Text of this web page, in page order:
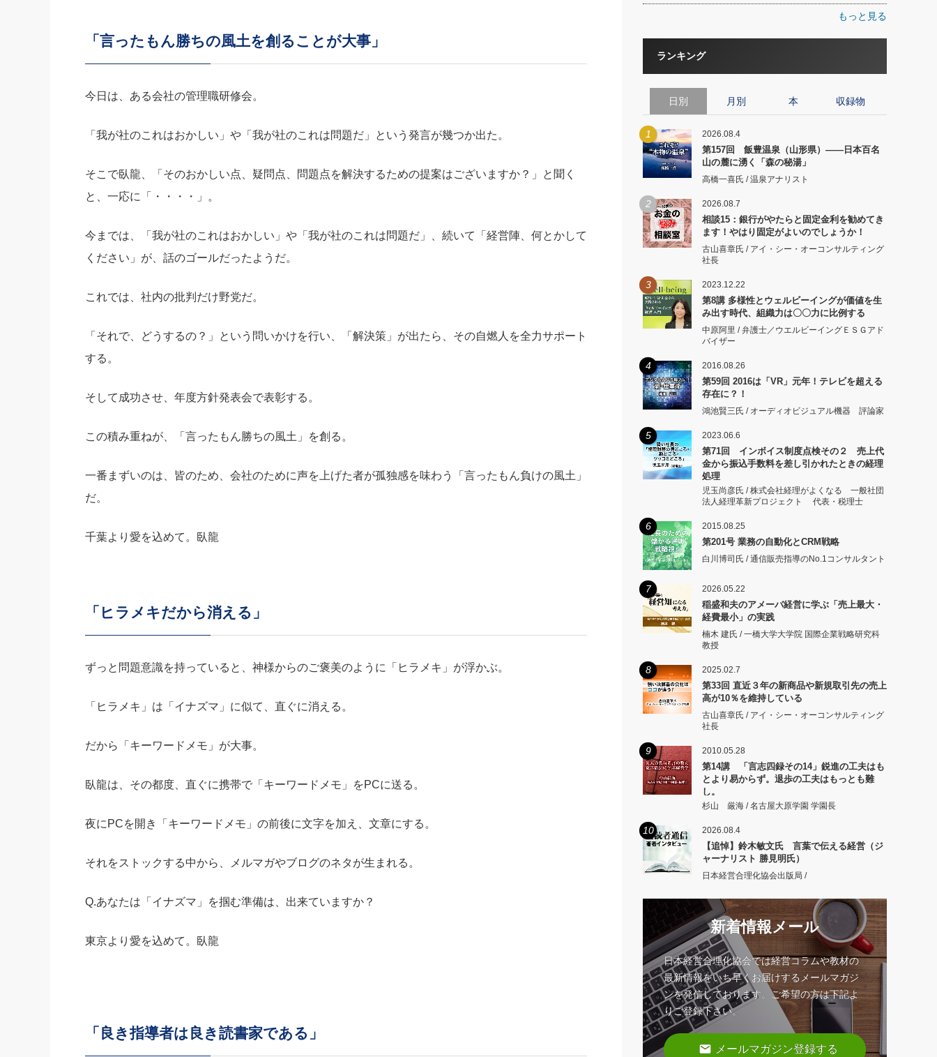
「言ったもん勝ちの風土を創ることが大事」
今日は、ある会社の管理職研修会。
「我が社のこれはおかしい」や「我が社のこれは問題だ」という発言が幾つか出た。
そこで臥龍、「そのおかしい点、疑問点、問題点を解決するための提案はございますか？」と聞く
と、一応に「・・・・」。
今までは、「我が社のこれはおかしい」や「我が社のこれは問題だ」、続いて「経営陣、何とかして
ください」が、話のゴールだったようだ。
これでは、社内の批判だけ野党だ。
「それで、どうするの？」という問いかけを行い、「解決策」が出たら、その自燃人を全力サポート
する。
そして成功させ、年度方針発表会で表彰する。
この積み重ねが、「言ったもん勝ちの風土」を創る。
一番まずいのは、皆のため、会社のために声を上げた者が孤独感を味わう「言ったもん負けの風土」
だ。
千葉より愛を込めて。臥龍
「ヒラメキだから消える」
ずっと問題意識を持っていると、神様からのご褒美のように「ヒラメキ」が浮かぶ。
「ヒラメキ」は「イナズマ」に似て、直ぐに消える。
だから「キーワードメモ」が大事。
臥龍は、その都度、直ぐに携帯で「キーワードメモ」をPCに送る。
夜にPCを開き「キーワードメモ」の前後に文字を加え、文章にする。
それをストックする中から、メルマガやブログのネタが生まれる。
Q.あなたは「イナズマ」を掴む準備は、出来ていますか？
東京より愛を込めて。臥龍
「良き指導者は良き読書家である」
もっと見る
ランキング
日別 月別 本 収録物
1 2026.08.4
第157回 飯豊温泉（山形県）――日本百名
山の麓に湧く「森の秘湯」
高橋一喜氏 / 温泉アナリスト
2 2026.08.7
相談15：銀行がやたらと固定金利を勧めてき
ます！やはり固定がよいのでしょうか！
古山喜章氏 / アイ・シー・オーコンサルティング
社長
3 2023.12.22
第8講 多様性とウェルビーイングが価値を生
み出す時代、組織力は〇〇力に比例する
中原阿里 / 弁護士／ウエルビーイングＥＳＧアド
バイザー
4 2016.08.26
第59回 2016は「VR」元年！テレビを超える
存在に？！
鴻池賢三氏 / オーディオビジュアル機器 評論家
5 2023.06.6
第71回 インボイス制度点検その２ 売上代
金から振込手数料を差し引かれたときの経理
処理
児玉尚彦氏 / 株式会社経理がよくなる 一般社団
法人経理革新プロジェクト 代表・税理士
6 2015.08.25
第201号 業務の自動化とCRM戦略
白川博司氏 / 通信販売指導のNo.1コンサルタント
7 2026.05.22
稲盛和夫のアメーバ経営に学ぶ「売上最大・
経費最小」の実践
楠木 建氏 / 一橋大学大学院 国際企業戦略研究科
教授
8 2025.02.7
第33回 直近３年の新商品や新規取引先の売上
高が10％を維持している
古山喜章氏 / アイ・シー・オーコンサルティング
社長
9 2010.05.28
第14講 「言志四録その14」鋭進の工夫はも
とより易からず。退歩の工夫はもっとも難
し。
杉山 厳海 / 名古屋大原学園 学園長
10 2026.08.4
【追悼】鈴木敏文氏 言葉で伝える経営（ジ
ャーナリスト 勝見明氏）
日本経営合理化協会出版局 /
新着情報メール
日本経営合理化協会では経営コラムや教材の
最新情報をいち早くお届けするメールマガジ
ンを発信しております。ご希望の方は下記よ
りご登録下さい。
email メールマガジン登録する